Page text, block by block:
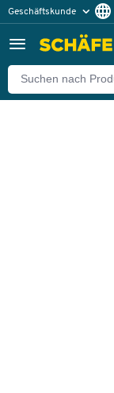
Geschäftskunde
Zurück